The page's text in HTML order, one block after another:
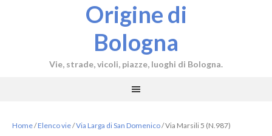
Origine di
Bologna
Vie, strade, vicoli, piazze, luoghi di Bologna.
Home/Elenco vie/Via Larga di San Domenico/Via Marsili 5 (N.987)